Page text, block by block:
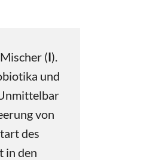
(I).
und
von
des
in den